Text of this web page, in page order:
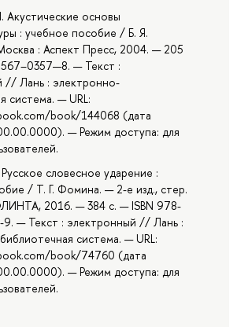
Акустические основы
: учебное пособие / Б. Я.
: Аспект Пресс, 2004. — 205
— Текст :
// Лань : электронно-
система. — URL:
book/144068 (дата
— Режим доступа: для
словесное ударение :
/ Т. Г. Фомина. — 2-е изд., стер.
2016. — 384 с. — ISBN 978-
— Текст : электронный // Лань :
система. — URL:
book/74760 (дата
— Режим доступа: для